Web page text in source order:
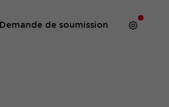
Demande de soumission